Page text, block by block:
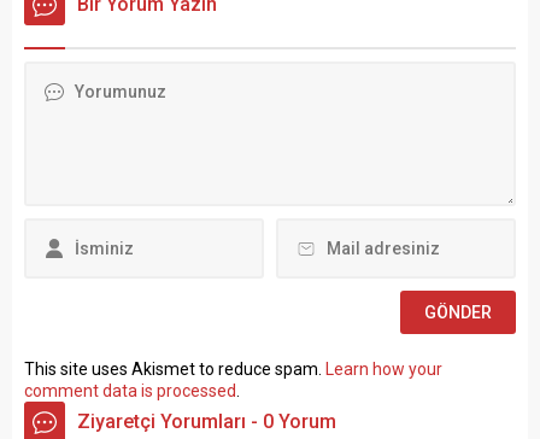
tıkanma ve ekonomik
TÜRK-İŞ Genel Merkezinde
Sosyal Çalışmacı; sözlü
This site uses Akismet to reduce spam.
Learn how your
comment data is processed
Ziyaretçi Yorumları - 0 Yorum